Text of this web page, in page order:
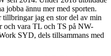
jobba ännu mer med sporten.
jag en stor del av min
och vara TL och TS på NW-
SYD, dels tillsammans med